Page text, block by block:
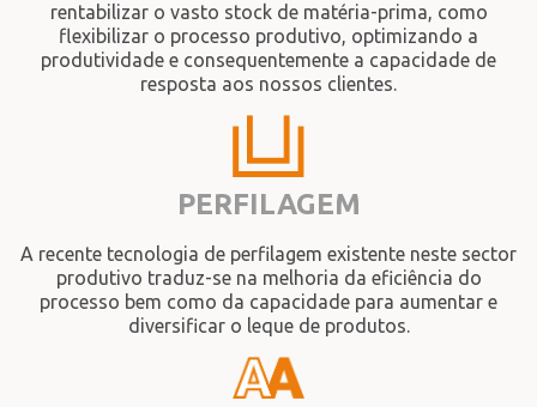
rentabilizar o vasto stock de matéria-prima, como
flexibilizar o processo produtivo, optimizando a
produtividade e consequentemente a capacidade de
resposta aos nossos clientes.
PERFILAGEM
A recente tecnologia de perfilagem existente neste sector
produtivo traduz-se na melhoria da eficiência do
processo bem como da capacidade para aumentar e
diversificar o leque de produtos.